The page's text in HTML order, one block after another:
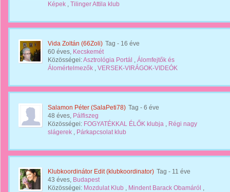
Képek , Tilinger Attila klub
Vida Zoltán (66Zoli) Tag - 16 éve
60 éves, Kecskemét
Közösségei:Asztrológia Portál , Álomfejtők és
Álomértelmezők , VERSEK-VIRÁGOK-VIDEÓK
Salamon Péter (SalaPeti78) Tag - 6 éve
48 éves, Pálfiszeg
Közösségei: FOGYATÉKKAL ÉLŐK klubja , Régi nagy
slágerek , Párkapcsolat klub
Klubkoordinátor Edit (klubkoordinator) Tag - 11 éve
43 éves, Budapest
Közösségei: Mozdulat Klub , Mindent Barack Obamáról ,